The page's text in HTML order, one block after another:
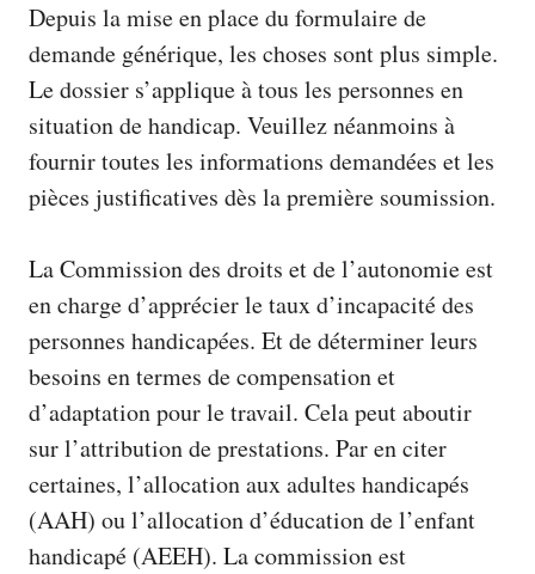
Depuis la mise en place du formulaire de
demande générique, les choses sont plus simple.
Le dossier s’applique à tous les personnes en
situation de handicap. Veuillez néanmoins à
fournir toutes les informations demandées et les
pièces justificatives dès la première soumission.
La Commission des droits et de l’autonomie est
en charge d’apprécier le taux d’incapacité des
personnes handicapées. Et de déterminer leurs
besoins en termes de compensation et
d’adaptation pour le travail. Cela peut aboutir
sur l’attribution de prestations. Par en citer
certaines, l’allocation aux adultes handicapés
(AAH) ou l’allocation d’éducation de l’enfant
handicapé (AEEH). La commission est